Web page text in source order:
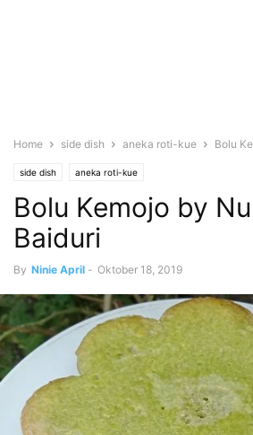
Home side dish aneka roti-kue Bolu
side dish aneka roti-kue
Bolu Kemojo by
Baiduri
By Ninie April - Oktober 18, 2019